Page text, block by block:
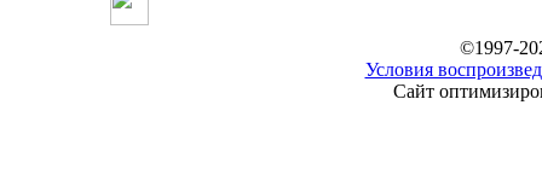
©1997-
Условия
Сайт